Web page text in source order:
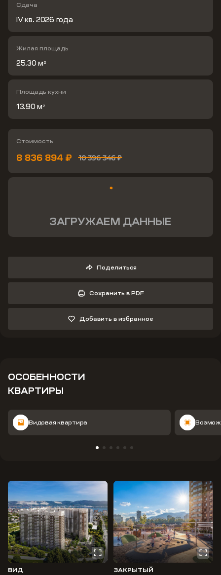
Сдача
IV кв. 2026 года
Жилая площадь
25.30 м 2
Площадь кухни
13.90 м 2
Стоимость
10 396 346 ₽
8 836 894 ₽
ЗАГРУЖАЕМ ДАННЫЕ
Поделиться
Сохранить в PDF
Добавить в избранное
ОСОБЕННОСТИ
КВАРТИРЫ
Видовая квартира
ВИД
ЗАКРЫТЫЙ